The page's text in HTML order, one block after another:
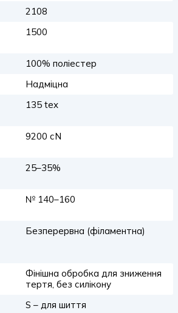
2108
1500
100% поліестер
Надміцна
135 tex
9200 сN
25–35%
№ 140–160
Безперервна (філаментна)
Фінішна обробка для зниження
тертя, без силікону
S – для шиття